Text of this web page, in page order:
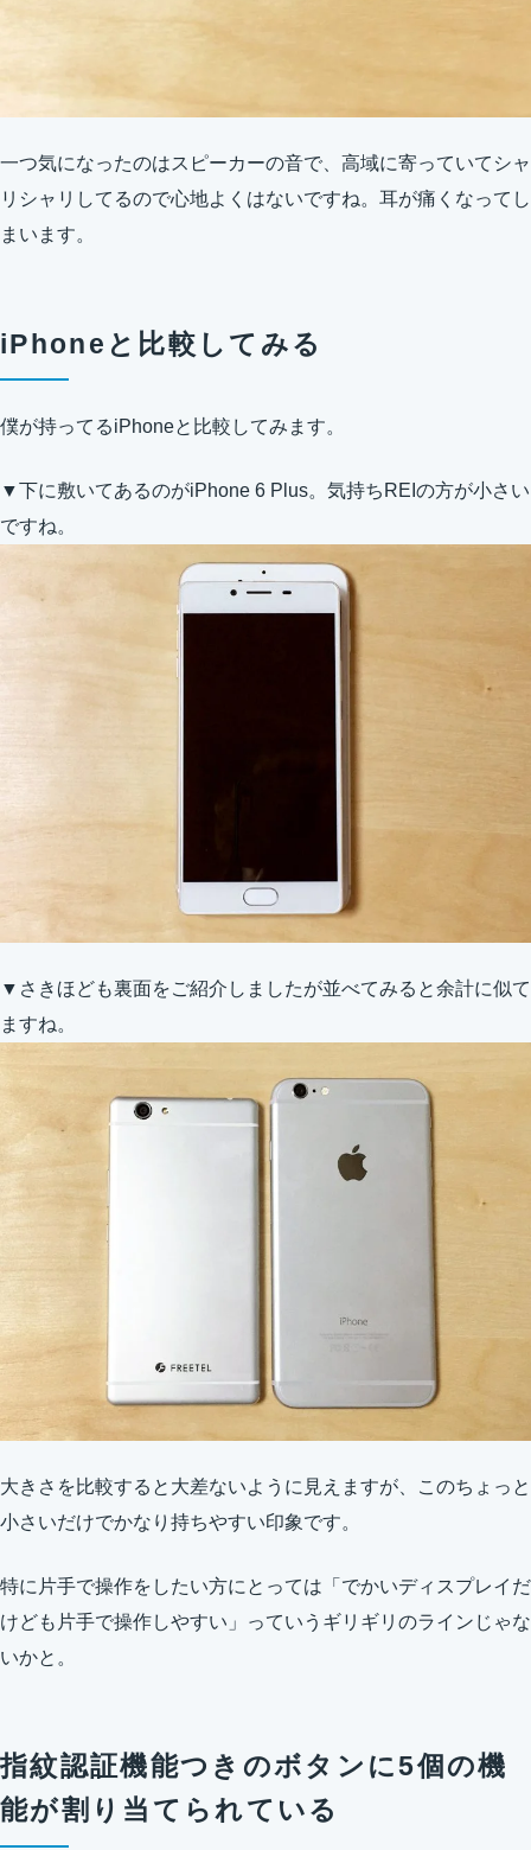
一つ気になったのはスピーカーの音で、高域に寄っていてシャ
リシャリしてるので心地よくはないですね。耳が痛くなってし
まいます。
iPhoneと比較してみる
僕が持ってるiPhoneと比較してみます。
▼下に敷いてあるのがiPhone 6 Plus。気持ちREIの方が小さい
ですね。
▼さきほども裏面をご紹介しましたが並べてみると余計に似て
ますね。
大きさを比較すると大差ないように見えますが、このちょっと
小さいだけでかなり持ちやすい印象です。
特に片手で操作をしたい方にとっては「でかいディスプレイだ
けども片手で操作しやすい」っていうギリギリのラインじゃな
いかと。
指紋認証機能つきのボタンに5個の機
能が割り当てられている